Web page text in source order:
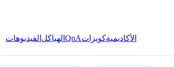
الأكاديميةكويزاتQnA الهياكل الفيديوهات